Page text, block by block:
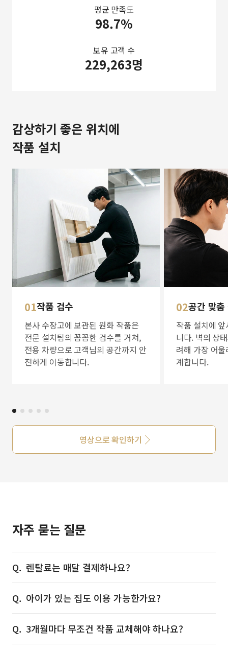
평균 만족도
98.7%
보유 고객 수
229,263명
감상하기 좋은 위치에
작품 설치
01작품 검수
본사 수장고에 보관된 원화 작품은
전문 설치팀의 꼼꼼한 검수를 거쳐,
전용 차량으로 고객님의 공간까지 안
전하게 이동합니다.
02공간 맞
작품 설치에
니다. 벽의 상
려해 가장 어
계합니다.
영상으로 확인하기
자주 묻는 질문
렌탈료는 매달 결제하나요?
아이가 있는 집도 이용 가능한가요?
3개월마다 무조건 작품 교체해야 하나요?